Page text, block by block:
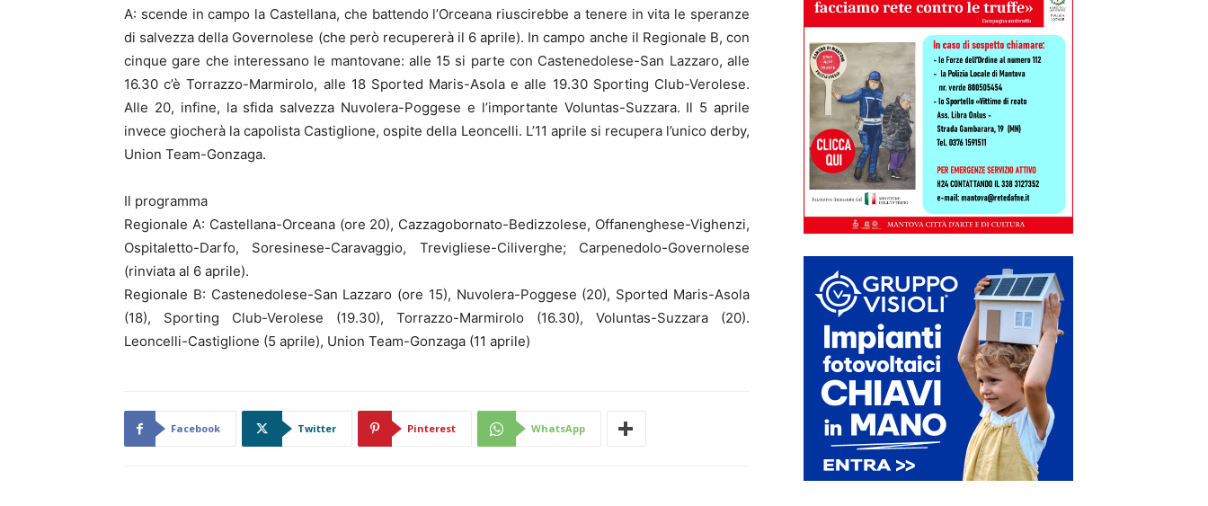
A: scende in campo la Castellana, che battendo l’Orceana riuscirebbe a tenere in vita le speranze
di salvezza della Governolese (che però recupererà il 6 aprile). In campo anche il Regionale B, con
cinque gare che interessano le mantovane: alle 15 si parte con Castenedolese-San Lazzaro, alle
16.30 c’è Torrazzo-Marmirolo, alle 18 Sported Maris-Asola e alle 19.30 Sporting Club-Verolese.
Alle 20, infine, la sfida salvezza Nuvolera-Poggese e l’importante Voluntas-Suzzara. Il 5 aprile
invece giocherà la capolista Castiglione, ospite della Leoncelli. L’11 aprile si recupera l’unico derby,
Union Team-Gonzaga.
Il programma
Regionale A: Castellana-Orceana (ore 20), Cazzagobornato-Bedizzolese, Offanenghese-Vighenzi,
Ospitaletto-Darfo, Soresinese-Caravaggio, Trevigliese-Ciliverghe; Carpenedolo-Governolese
(rinviata al 6 aprile).
Regionale B: Castenedolese-San Lazzaro (ore 15), Nuvolera-Poggese (20), Sported Maris-Asola
(18), Sporting Club-Verolese (19.30), Torrazzo-Marmirolo (16.30), Voluntas-Suzzara (20).
Leoncelli-Castiglione (5 aprile), Union Team-Gonzaga (11 aprile)
Facebook Twitter Pinterest WhatsApp